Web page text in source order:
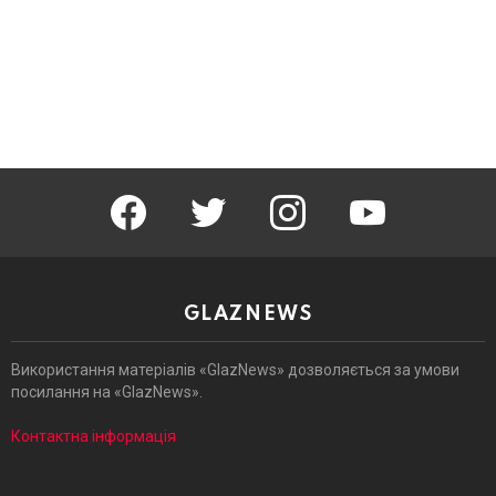
facebook twitter instagram
GLAZNEWS
Використання матеріалів «GlazNews» дозволяється за умови
посилання на «GlazNews».
Контактна інформація